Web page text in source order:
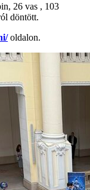
26 vas , 103
döntött.
oldalon.